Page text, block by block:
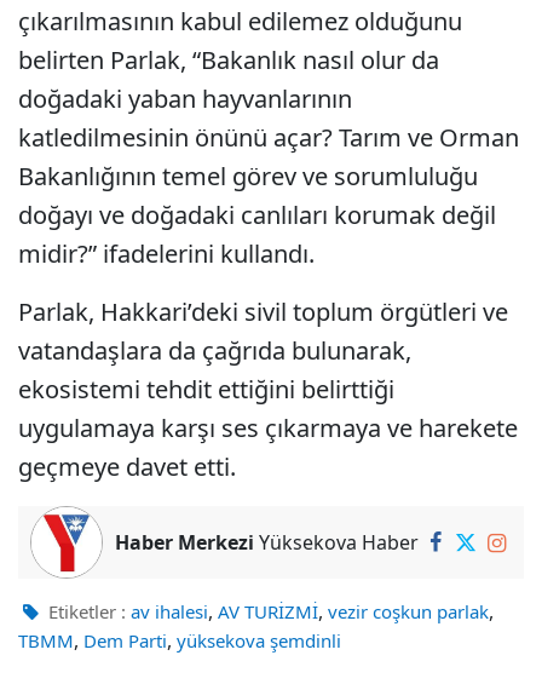
çıkarılmasının kabul edilemez olduğunu
belirten Parlak, “Bakanlık nasıl olur da
doğadaki yaban hayvanlarının
katledilmesinin önünü açar? Tarım ve Orman
Bakanlığının temel görev ve sorumluluğu
doğayı ve doğadaki canlıları korumak değil
midir?” ifadelerini kullandı.
Parlak, Hakkari’deki sivil toplum örgütleri ve
vatandaşlara da çağrıda bulunarak,
ekosistemi tehdit ettiğini belirttiği
uygulamaya karşı ses çıkarmaya ve harekete
geçmeye davet etti.
Haber Merkezi Yüksekova Haber
Etiketler : av ihalesi, AV TURİZMİ, vezir coşkun parlak,
TBMM, Dem Parti, yüksekova şemdinli